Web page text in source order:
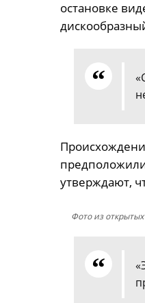
остановке
утверждают,
Фото из